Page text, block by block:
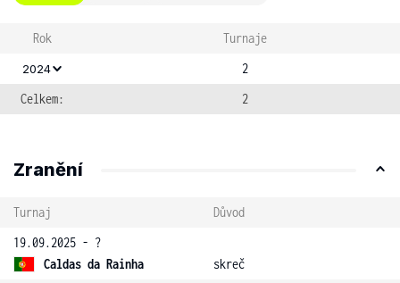
Rok Turnaje
2024
2
Celkem:
2
Zranění
Turnaj
Důvod
19.09.2025 - ?
Caldas da Rainha
skreč